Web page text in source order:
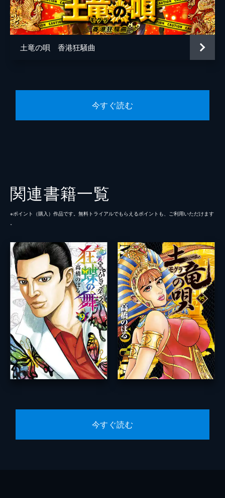
土竜の唄 香港狂騒曲
今すぐ読む
関連書籍一覧
※ポイント（購⼊）作品です。無料トライアルでもらえるポイントも、ご利⽤いただけます
。
今すぐ読む